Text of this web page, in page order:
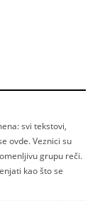
svi tekstovi,
ovde. Veznici su
grupu reči.
kao što se